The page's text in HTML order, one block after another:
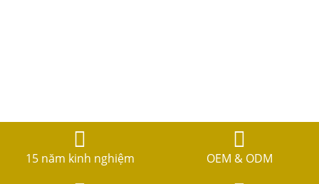
15 năm kinh nghiệm OEM & ODM